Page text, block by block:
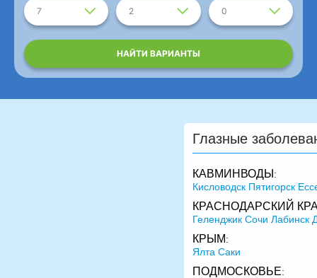
7 2 0
НАЙТИ ВАРИАНТЫ
Глазные
КАВМИНВОДЫ :
Кисловодск Пятигорск
КРАСНОДАРСКИЙ
Геленджик Сочи Лабинск
КРЫМ:
Ялта Саки
ПОДМОСКОВЬЕ: